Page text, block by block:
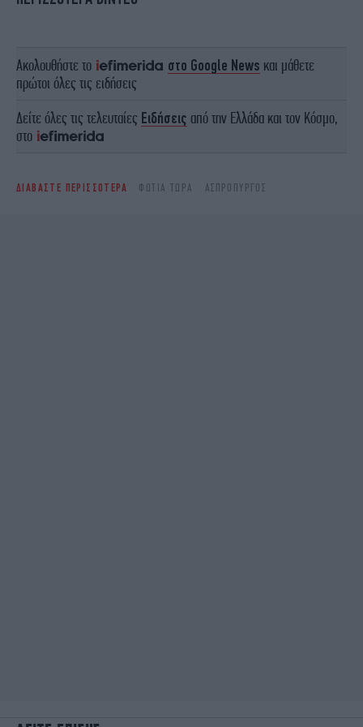
Ακολουθήστε το στο Google News και μάθετε
πρώτοι όλες τις ειδήσεις
Δείτε όλες τις τελευταίες Ειδήσεις από την Ελλάδα και τον Κόσμο,
στο
ΔΙΑΒΑΣΤΕ ΠΕΡΙΣΣΟΤΕΡΑ ΦΩΤΙΑ ΤΩΡΑ ΑΣΠΡΌΠΥΡΓΟΣ